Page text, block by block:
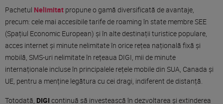
Pachetul Nelimitat propune o gamă diversificată de avantaje,
precum: cele mai accesibile tarife de roaming în state membre SEE
(Spațiul Economic European) și în alte destinații turistice populare,
acces internet și minute nelimitate în orice rețea națională fixă și
mobilă, SMS-uri nelimitate în rețeaua DIGI, mii de minute
internaționale incluse în principalele rețele mobile din SUA, Canada și
UE, pentru a menține legătura cu cei dragi, indiferent de distanță.
Totodată, DIGI continuă să investească în dezvoltarea și extinderea